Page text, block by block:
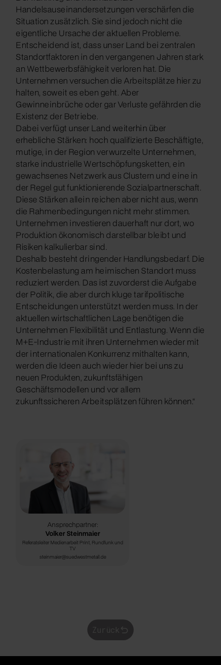
Handelsauseinandersetzungen verschärfen die
Situation zusätzlich. Sie sind jedoch nicht die
eigentliche Ursache der aktuellen Probleme.
Entscheidend ist, dass unser Land bei zentralen
Standortfaktoren in den vergangenen Jahren stark
an Wettbewerbsfähigkeit verloren hat. Die
Unternehmen versuchen die Arbeitsplätze hier zu
halten, soweit es eben geht. Aber
Gewinneinbrüche oder gar Verluste gefährden die
Existenz der Betriebe.
Dabei verfügt unser Land weiterhin über
erhebliche Stärken: hoch qualifizierte Beschäftigte,
mutige, in der Region verwurzelte Unternehmen,
starke industrielle Wertschöpfungsketten, ein
gewachsenes Netzwerk aus Clustern und eine in
der Regel gut funktionierende Sozialpartnerschaft.
Diese Stärken allein reichen aber nicht aus, wenn
die Rahmenbedingungen nicht mehr stimmen.
Unternehmen investieren dauerhaft nur dort, wo
Produktion ökonomisch darstellbar bleibt und
Risiken kalkulierbar sind.
Deshalb besteht dringender Handlungsbedarf. Die
Kostenbelastung am heimischen Standort muss
reduziert werden. Das ist zuvorderst die Aufgabe
der Politik, die aber durch kluge tarifpolitische
Entscheidungen unterstützt werden muss. In der
aktuellen wirtschaftlichen Lage benötigen die
Unternehmen Flexibilität und Entlastung. Wenn die
M+E-Industrie mit ihren Unternehmen wieder mit
der internationalen Konkurrenz mithalten kann,
werden die Ideen auch wieder hier bei uns zu
neuen Produkten, zukunftsfähigen
Geschäftsmodellen und vor allem
zukunftssicheren Arbeitsplätzen führen können.“
Ansprechpartner:
Volker Steinmaier
Referatsleiter Medienarbeit Print, Rundfunk und
TV
steinmaier@suedwestmetall.de
Zurück